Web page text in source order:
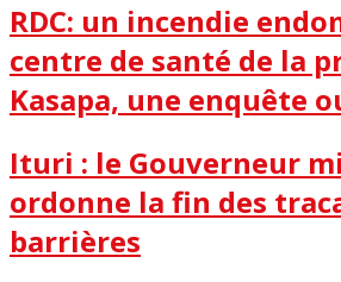
RDC: un incendie
centre de santé de la
Kasapa, une enquête
Ituri : le Gouverneur
ordonne la fin des
barrières